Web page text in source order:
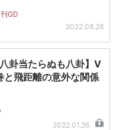
GD
2022.08.28
八卦当たらぬも八卦】V
飛距離の意外な関係
2022.01.26